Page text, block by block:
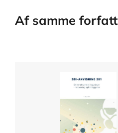
Af samme